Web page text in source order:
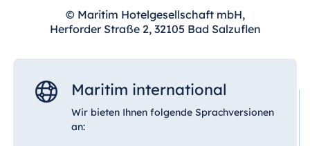
Die Beach Bar bietet Ihnen eine besonders
Blick auf das Wasser.
Bitte beachten Sie, dass der direkte Meerblick
von der jeweiligen Platzwahl und Verfügbarkeit
© Maritim Hotelgesellschaft mbH,
Herforder Straße 2, 32105 Bad Salzuflen
Maritim international
Wir bieten Ihnen folgende Sprachversionen
an: